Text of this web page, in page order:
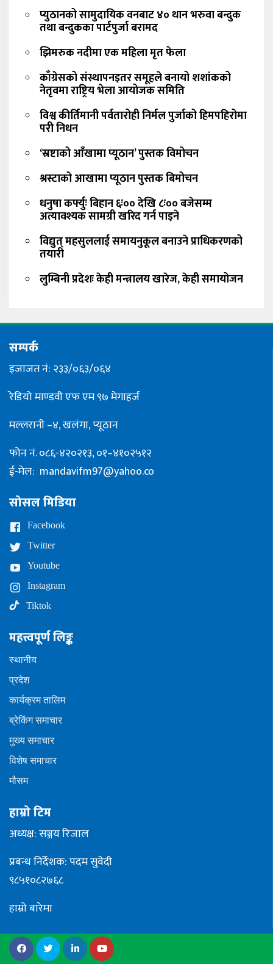
प्युठानको सामुदायिक वनबाट ४० थान भरुवा बन्दुक
तथा बन्दुकका पार्टपुर्जा बरामद
झिमरुक नदीमा एक महिला मृत फेला
काँग्रेसको संस्थापनइतर समूहले बनायो शशांकको
नेतृवमा राष्ट्रिय भेला आयोजक समिति
विश्व कीर्तिमानी पर्वतारोही निर्मल पुर्जाको हिमपहिरोमा
परी निधन
‘स्रष्टाको आँखामा प्यूठान’ पुस्तक विमोचन
श्रस्टाको आखामा प्यूठान पुस्तक बिमोचन
धनुषा कर्फ्युः बिहान ६ः०० देखि ८ः०० बजेसम्म
अत्यावश्यक सामग्री खरिद गर्न पाइने
विद्युत् महसुललाई समायनुकूल बनाउने प्राधिकरणको
तयारी
लुम्बिनी प्रदेशः केही मन्त्रालय खारेज, केही समायोजन
सम्पर्क
इजाजत नं: २३३/०६३/०६४
रेडियो माण्डवी एफ एम ९७ मेगाहर्ज
मल्लरानी –४, खलंगा, प्यूठान
फोन नं. ०८६-४२०२१३, ०१–४१०२५१२
ई-मेल: mandavifm97@yahoo.co
सोसल मिडिया
Facebook
Twitter
Youtube
Instagram
Tiktok
महत्त्वपूर्ण लिङ्क
स्थानीय
प्रदेश
कार्यक्रम तालिम
ब्रेकिंग समाचार
मुख्य समाचार
विशेष समाचार
मौसम
हाम्रो टिम
अध्यक्ष: सञ्जय रिजाल
प्रबन्ध निर्देशक: पदम सुवेदी
९८५१०८२७६८
हाम्रो बारेमा